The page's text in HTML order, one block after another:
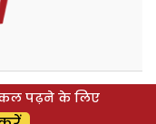
पढ़ने के लिए